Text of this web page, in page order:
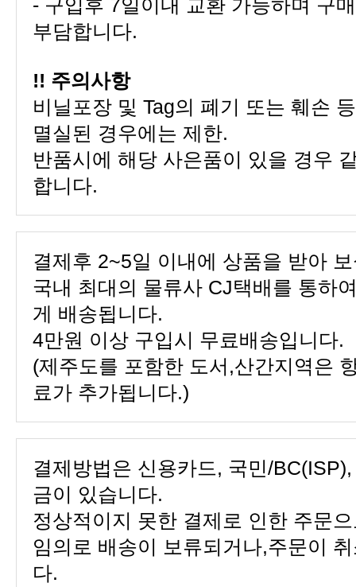
부담합니다.
!! 주의사항
멸실된 경우에는 제한.
합니다.
결제후 2~5일 이내에 상품을 받아
게 배송됩니다.
4만원 이상 구입시 무료배송입니다.
료가 추가됩니다.)
금이 있습니다.
다.